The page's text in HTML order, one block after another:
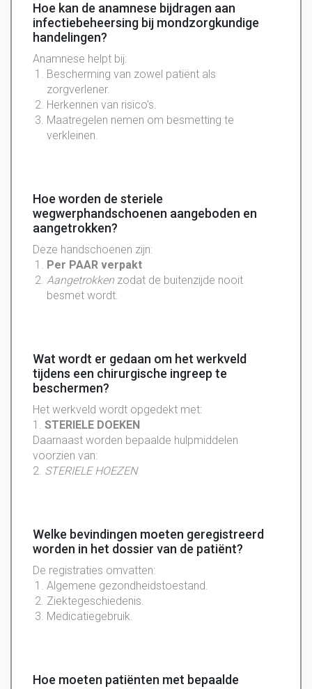
Hoe kan de anamnese bijdragen aan
infectiebeheersing bij mondzorgkundige
handelingen?
Anamnese helpt bij:
Bescherming van zowel patiënt als
zorgverlener.
Herkennen van risico's.
Maatregelen nemen om besmetting te
verkleinen.
Hoe worden de steriele
wegwerphandschoenen aangeboden en
aangetrokken?
Deze handschoenen zijn:
Per PAAR verpakt
Aangetrokken zodat de buitenzijde nooit
besmet wordt.
Wat wordt er gedaan om het werkveld
tijdens een chirurgische ingreep te
beschermen?
Het werkveld wordt opgedekt met:
1. STERIELE DOEKEN
Daarnaast worden bepaalde hulpmiddelen
voorzien van:
2. STERIELE HOEZEN
Welke bevindingen moeten geregistreerd
worden in het dossier van de patiënt?
De registraties omvatten:
Algemene gezondheidstoestand.
Ziektegeschiedenis.
Medicatiegebruik.
Hoe moeten patiënten met bepaalde